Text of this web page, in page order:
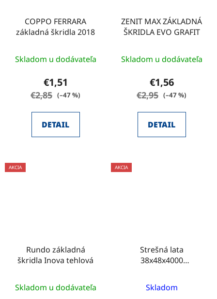
COPPO FERRARA
základná škridla 2018
Skladom u dodávateľa
€1,51
€2,85 (–47 %)
DETAIL
ZENIT MAX ZÁKLADNÁ
ŠKRIDLA EVO GRAFIT
Skladom u dodávateľa
€1,56
€2,95 (–47 %)
DETAIL
AKCIA
Rundo základná
škridla Inova tehlová
Skladom u dodávateľa
AKCIA
Strešná lata
38x48x4000
Skladom